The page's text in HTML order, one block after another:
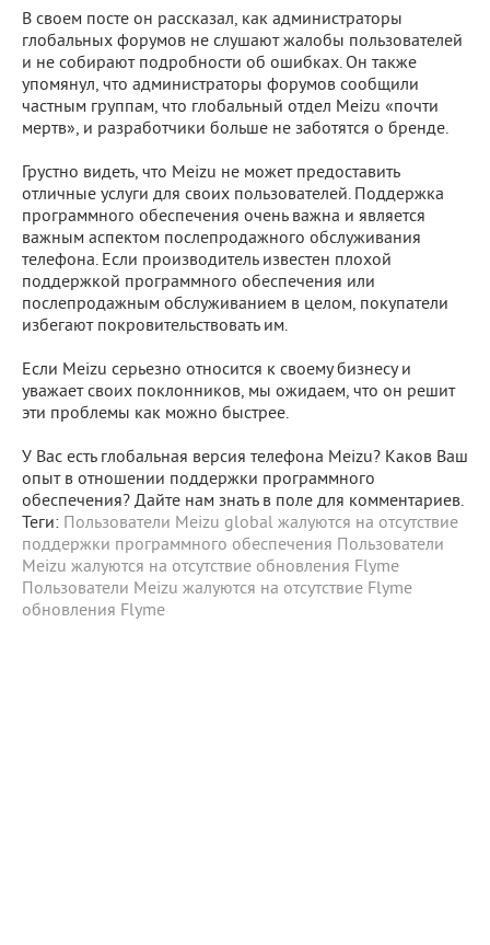
В своем посте он рассказал, как администраторы
глобальных форумов не слушают жалобы пользователей
и не собирают подробности об ошибках. Он также
упомянул, что администраторы форумов сообщили
частным группам, что глобальный отдел Meizu «почти
мертв», и разработчики больше не заботятся о бренде.
Грустно видеть, что Meizu не может предоставить
отличные услуги для своих пользователей. Поддержка
программного обеспечения очень важна и является
важным аспектом послепродажного обслуживания
телефона. Если производитель известен плохой
поддержкой программного обеспечения или
послепродажным обслуживанием в целом, покупатели
избегают покровительствовать им.
Если Meizu серьезно относится к своему бизнесу и
уважает своих поклонников, мы ожидаем, что он решит
эти проблемы как можно быстрее.
У Вас есть глобальная версия телефона Meizu? Каков Ваш
опыт в отношении поддержки программного
обеспечения? Дайте нам знать в поле для комментариев.
Теги: Пользователи Meizu global жалуются на отсутствие
поддержки программного обеспечения Пользователи
Meizu жалуются на отсутствие обновления Flyme
Пользователи Meizu жалуются на отсутствие Flyme
обновления Flyme